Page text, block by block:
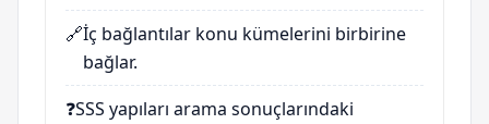
🔗İç bağlantılar konu kümelerini birbirine
bağlar.
❓SSS yapıları arama sonuçlarındaki